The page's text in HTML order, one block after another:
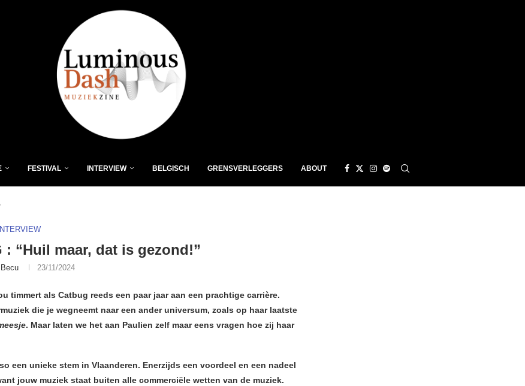
FESTIVAL INTERVIEW BELGISCH GRENSVERLEGGERS ABOUT
INTERVIEW
: “Huil maar, dat is gezond!”
23/11/2024
timmert als Catbug reeds een paar jaar aan een prachtige carrière.
die je wegneemt naar een ander universum, zoals op haar laatste
. Maar laten we het aan Paulien zelf maar eens vragen hoe zij haar
een unieke stem in Vlaanderen. Enerzijds een voordeel en een nadeel
jouw muziek staat buiten alle commerciële wetten van de muziek.